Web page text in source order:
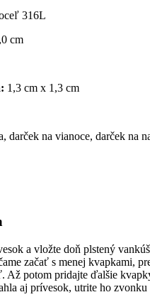
316L
cm
1,3 cm x 1,3 cm
darček na vianoce, darček na
a vložte doň plstený
začať s menej kvapkami,
Až potom pridajte ďalšie
aj prívesok, utrite ho